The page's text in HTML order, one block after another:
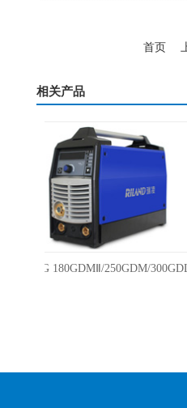
首页
相关产品
瑞凌MIG 180GDMⅡ/250GDM/300GDL